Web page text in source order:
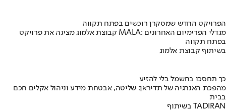
הפרויקט החדש שמסקרן רוכשים בפתח תקווה
קבוצת אלמוג מציגה את פרויקט MALA: מגדלי הפרימיום האחרונים
בפתח תקווה
בשיתוף קבוצת אלמוג
כך תחסכו בחשמל בלי להזיע
מהפכת האנרגיה של תדיראן: שליטה, אבטחת מידע וניהול אקלים חכם
בבית
בשיתוף TADIRAN